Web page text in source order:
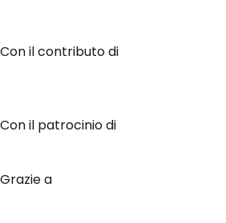
Con il contributo di
Con il patrocinio di
Grazie a